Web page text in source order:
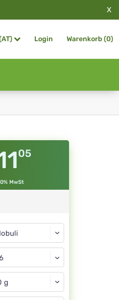
X
Login Warenkorb (0)
05
MwSt